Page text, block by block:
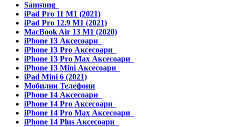
Samsung
iPad Pro 11 M1 (2021)
iPad Pro 12.9 M1 (2021)
MacBook Air 13 M1 (2020)
iPhone 13 Аксесоари
iPhone 13 Pro Аксесоари
iPhone 13 Pro Max Аксесоари
iPhone 13 Mini Аксесоари
iPad Mini 6 (2021)
Мобилни Телефони
iPhone 14 Аксесоари
iPhone 14 Pro Аксесоари
iPhone 14 Pro Max Аксесоари
iPhone 14 Plus Аксесоари